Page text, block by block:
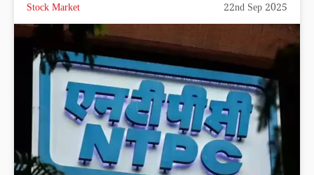
Stock Market 22nd Sep 2025